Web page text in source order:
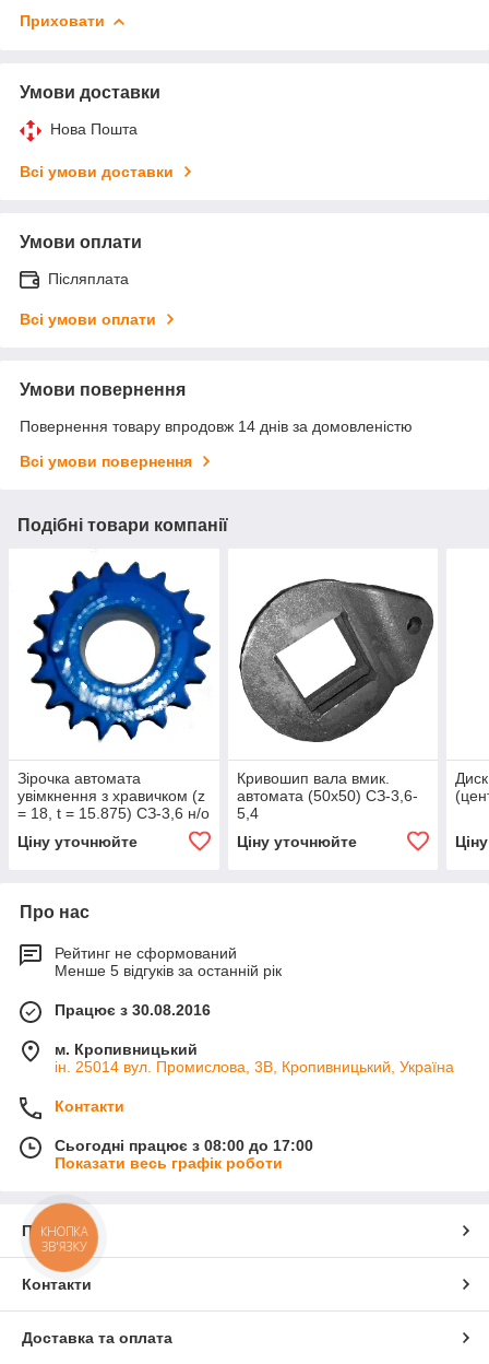
Приховати
Умови доставки
Нова Пошта
Всі умови доставки
Умови оплати
Післяплата
Всі умови оплати
Умови повернення
Повернення товару впродовж 14 днів за домовленістю
Всі умови повернення
Подібні товари компанії
Зірочка автомата
увімкнення з хравичком (z
= 18, t = 15.875) СЗ-3,6 н/о
Ціну уточнюйте
Кривошип вала вмик.
автомата (50х50) СЗ-3,6-
5,4
Ціну уточнюйте
Про нас
Рейтинг не сформований
Менше 5 відгуків за останній рік
Працює з 30.08.2016
м. Кропивницький
ін. 25014 вул. Промислова, 3В, Кропивницький, Україна
Контакти
Сьогодні працює з 08:00 до 17:00
Показати весь графік роботи
Про нас
Контакти
Доставка та оплата
КНОПКА
ЗВ'ЯЗКУ